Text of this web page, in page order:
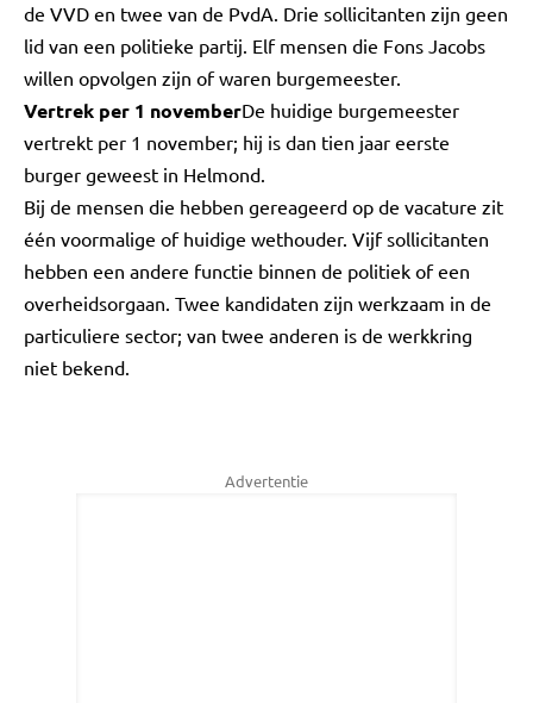
de VVD en twee van de PvdA. Drie sollicitanten zijn geen
lid van een politieke partij. Elf mensen die Fons Jacobs
willen opvolgen zijn of waren burgemeester.
Vertrek per 1 novemberDe huidige burgemeester
vertrekt per 1 november; hij is dan tien jaar eerste
burger geweest in Helmond.
Bij de mensen die hebben gereageerd op de vacature zit
één voormalige of huidige wethouder. Vijf sollicitanten
hebben een andere functie binnen de politiek of een
overheidsorgaan. Twee kandidaten zijn werkzaam in de
particuliere sector; van twee anderen is de werkkring
niet bekend.
Advertentie